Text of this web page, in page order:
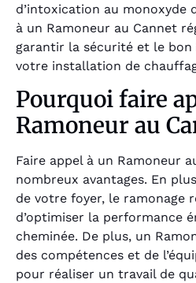
d’intoxication au monoxyde
à un Ramoneur au Cannet
garantir la sécurité et le
votre installation de
Pourquoi faire
Ramoneur au
Faire appel à un Ramoneur
nombreux avantages. En
de votre foyer, le ramonage
d’optimiser la performance
cheminée. De plus, un
des compétences et de
pour réaliser un travail de